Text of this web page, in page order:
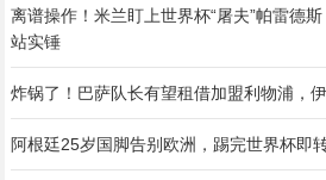
离谱操作！米兰盯上世界杯“屠夫”帕雷德
站实锤
炸锅了！巴萨队长有望租借加盟利物浦，
阿根廷25岁国脚告别欧洲，踢完世界杯即